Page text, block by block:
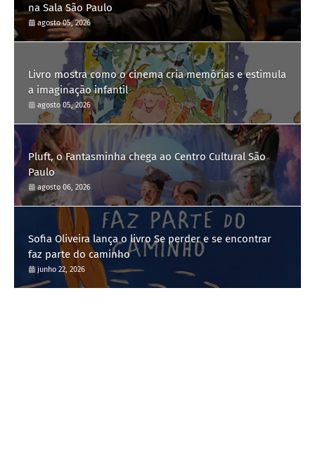
na Sala São Paulo
agosto 05, 2026
Livro mostra como o cinema cria memórias e estimula
a imaginação infantil
agosto 05, 2026
Pluft, o Fantasminha chega ao Centro Cultural São
Paulo
agosto 06, 2026
Sofia Oliveira lança o livro Se perder e se encontrar
faz parte do caminho
junho 22, 2026